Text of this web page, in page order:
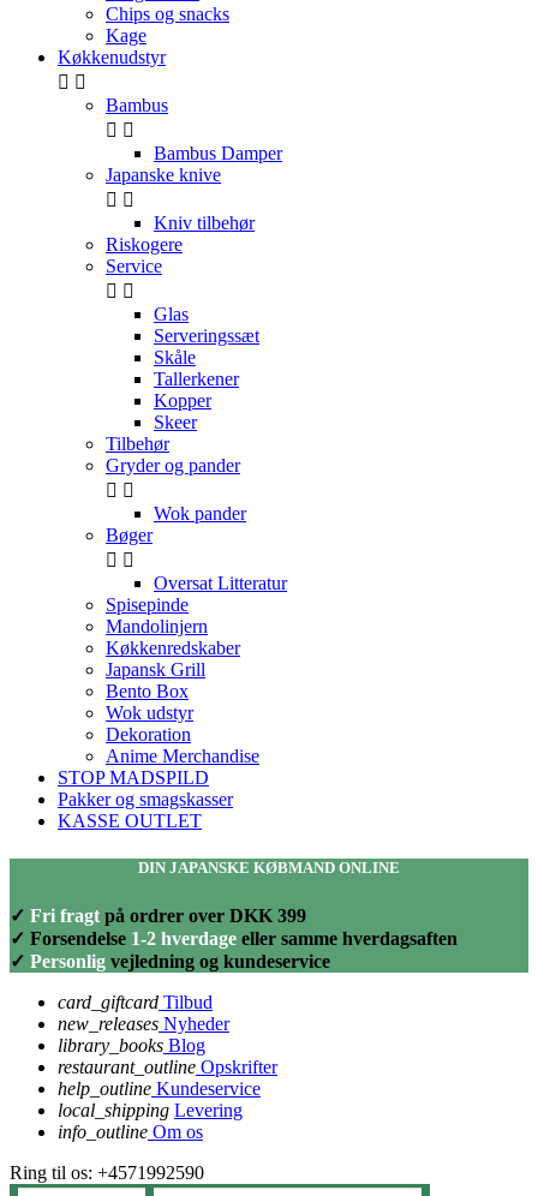
Chips og snacks
Kage
Køkkenudstyr
 
Bambus
 
Bambus Damper
Japanske knive
 
Kniv tilbehør
Riskogere
Service
 
Glas
Serveringssæt
Skåle
Tallerkener
Kopper
Skeer
Tilbehør
Gryder og pander
 
Wok pander
Bøger
 
Oversat Litteratur
Spisepinde
Mandolinjern
Køkkenredskaber
Japansk Grill
Bento Box
Wok udstyr
Dekoration
Anime Merchandise
STOP MADSPILD
Pakker og smagskasser
KASSE OUTLET
DIN JAPANSKE KØBMAND ONLINE
✓ Fri fragt på ordrer over DKK 399
✓ Forsendelse 1-2 hverdage eller samme hverdagsaften
✓ Personlig vejledning og kundeservice
card_giftcard Tilbud
new_releases Nyheder
library_books Blog
restaurant_outline Opskrifter
help_outline Kundeservice
local_shipping Levering
info_outline Om os
Ring til os: +4571992590